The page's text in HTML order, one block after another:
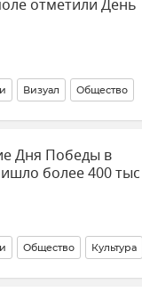
отметили День
Визуал Общество
Дня Победы в
более 400 тыс
Общество Культура